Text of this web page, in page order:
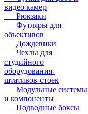
видео камер
Рюкзаки
Футляры для
объективов
Дождевики
Чехлы для
студийного
оборудования-
штативов-стоек
Модульные системы
и компоненты
Подводные боксы